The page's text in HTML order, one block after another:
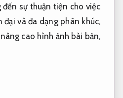
đến sự thuận tiện cho việc
và đa dạng phân khúc,
cao hình ảnh bài bản,